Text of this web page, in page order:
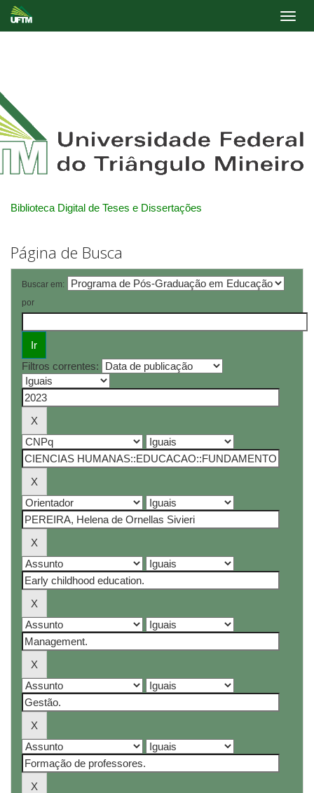
Biblioteca Digital de Teses e Dissertações
Página de Busca
Buscar em:
por
Filtros correntes: